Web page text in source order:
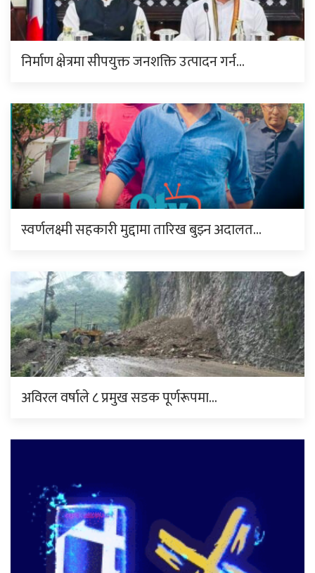
निर्माण क्षेत्रमा सीपयुक्त जनशक्ति उत्पादन गर्न…
स्वर्णलक्ष्मी सहकारी मुद्दामा तारिख बुझ्न अदालत…
अविरल वर्षाले ८ प्रमुख सडक पूर्णरूपमा…